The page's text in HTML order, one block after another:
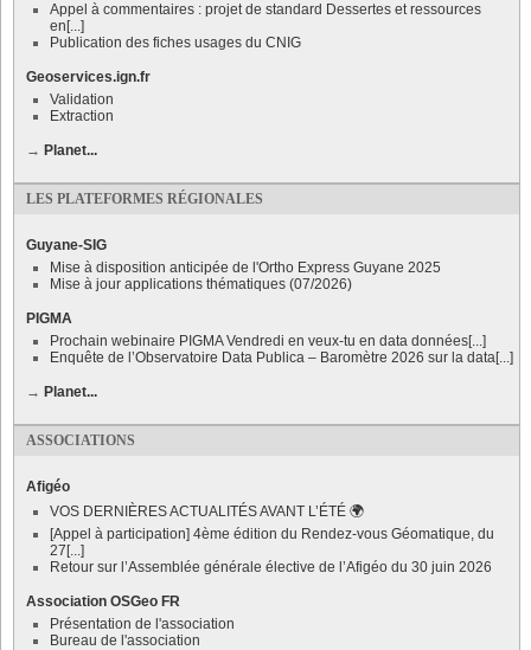
Appel à commentaires : projet de standard Dessertes et ressources
en[...]
Publication des fiches usages du CNIG
Geoservices.ign.fr
Validation
Extraction
→ Planet...
LES PLATEFORMES RÉGIONALES
Guyane-SIG
Mise à disposition anticipée de l'Ortho Express Guyane 2025
Mise à jour applications thématiques (07/2026)
PIGMA
Prochain webinaire PIGMA Vendredi en veux-tu en data données[...]
Enquête de l’Observatoire Data Publica – Baromètre 2026 sur la data[...]
→ Planet...
ASSOCIATIONS
Afigéo
VOS DERNIÈRES ACTUALITÉS AVANT L’ÉTÉ 🌍
[Appel à participation] 4ème édition du Rendez-vous Géomatique, du
27[...]
Retour sur l’Assemblée générale élective de l’Afigéo du 30 juin 2026
Association OSGeo FR
Présentation de l'association
Bureau de l'association